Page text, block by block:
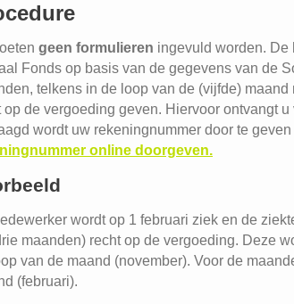
geen formulieren ingevuld worden. De
Fonds op basis van de gegevens van de
telkens in de loop van de (vijfde)
op de vergoeding geven. Hiervoor ontvangt
wordt uw rekeningnummer door te
online doorgeven.
wordt op 1 februari ziek en de
maanden) recht op de vergoeding. Deze
van de maand (november). Voor de
(februari).